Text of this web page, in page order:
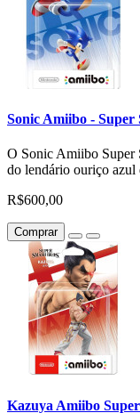
Sonic Amiibo - Super
O Sonic Amiibo Super
do lendário ouriço azul
R$600,00
Comprar
Kazuya Amiibo